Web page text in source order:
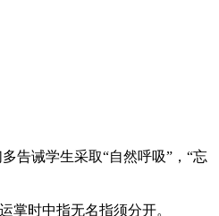
告诫学生采取“自然呼吸”，“忘
时中指无名指须分开。